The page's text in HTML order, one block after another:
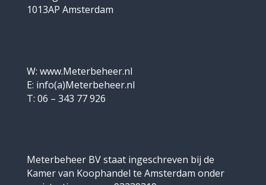
1013AP Amsterdam
W: www.Meterbeheer.nl
E: info(a)Meterbeheer.nl
T: 06 – 343 77 926
Meterbeheer BV staat ingeschreven bij de
Kamer van Koophandel te Amsterdam onder